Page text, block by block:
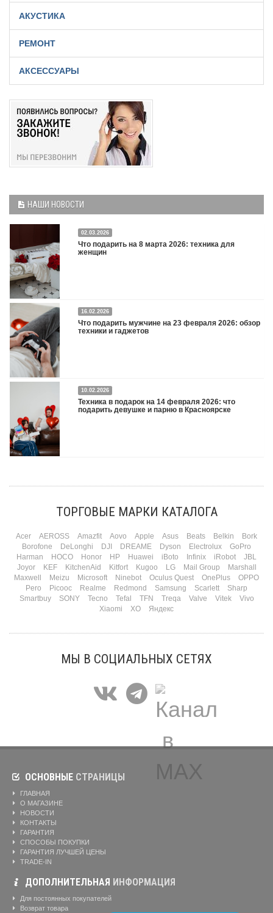
АКУСТИКА
РЕМОНТ
АКСЕССУАРЫ
НАШИ НОВОСТИ
02.03.2026
Что подарить на 8 марта 2026: техника для
женщин
Что подарить на 8 марта 2026: техника для женщин
16.02.2026
Что подарить мужчине на 23 февраля 2026: обзор
техники и гаджетов
Двадцать третье февраля — праздник, на который мужчины делают вид, что им
все равно. А потом три дня рассказывают коллегам, какую колонку / приставку /
камеру им подарили. Не верьте словам — верьте глазам, которые загораются
при виде новой коробки.
10.02.2026
Техника в подарок на 14 февраля 2026: что
подарить девушке и парню в Красноярске
марта — контрольный выстрел по кошельку. Начнем с первого — потому что он
ТОРГОВЫЕ МАРКИ КАТАЛОГА
Acer AEROSS Amazfit Aovo Apple Asus Beats Belkin
Bork
Borofone
DeLonghi DJI DREAME Dyson Electrolux
GoPro
Harman
HOCO Honor HP Huawei iBoto Infinix iRobot
JBL
Joyor
KEF KitchenAid Kitfort Kugoo LG Mail Group
Marshall
Maxwell
Meizu Microsoft Ninebot Oculus Quest OnePlus
OPPO
Pero
Picooc Realme Redmond Samsung Scarlett
Sharp
Smartbuy
SONY Tecno Tefal TFN Treqa Valve Vitek
Vivo
Xiaomi
XO Яндекс
МЫ В СОЦИАЛЬНЫХ СЕТЯХ
ОСНОВНЫЕ СТРАНИЦЫ
ГЛАВНАЯ
О МАГАЗИНЕ
НОВОСТИ
КОНТАКТЫ
ГАРАНТИЯ
СПОСОБЫ ПОКУПКИ
ГАРАНТИЯ ЛУЧШЕЙ ЦЕНЫ
TRADE-IN
ДОПОЛНИТЕЛЬНАЯ ИНФОРМАЦИЯ
Для постоянных покупателей
Возврат товара